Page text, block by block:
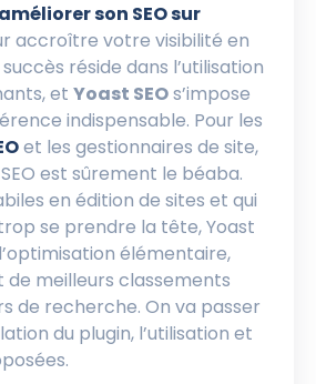
améliorer son SEO sur
accroître votre visibilité en
réside dans l’utilisation
et Yoast SEOs’impose
indispensable. Pour les
et les gestionnaires de site,
est sûrement le béaba.
en édition de sites et qui
se prendre la tête, Yoast
élémentaire,
de meilleurs classements
de recherche. On va passer
du plugin, l’utilisation et